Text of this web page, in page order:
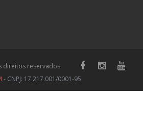
direitos reservados.
- CNPJ: 17.217.001/0001-95